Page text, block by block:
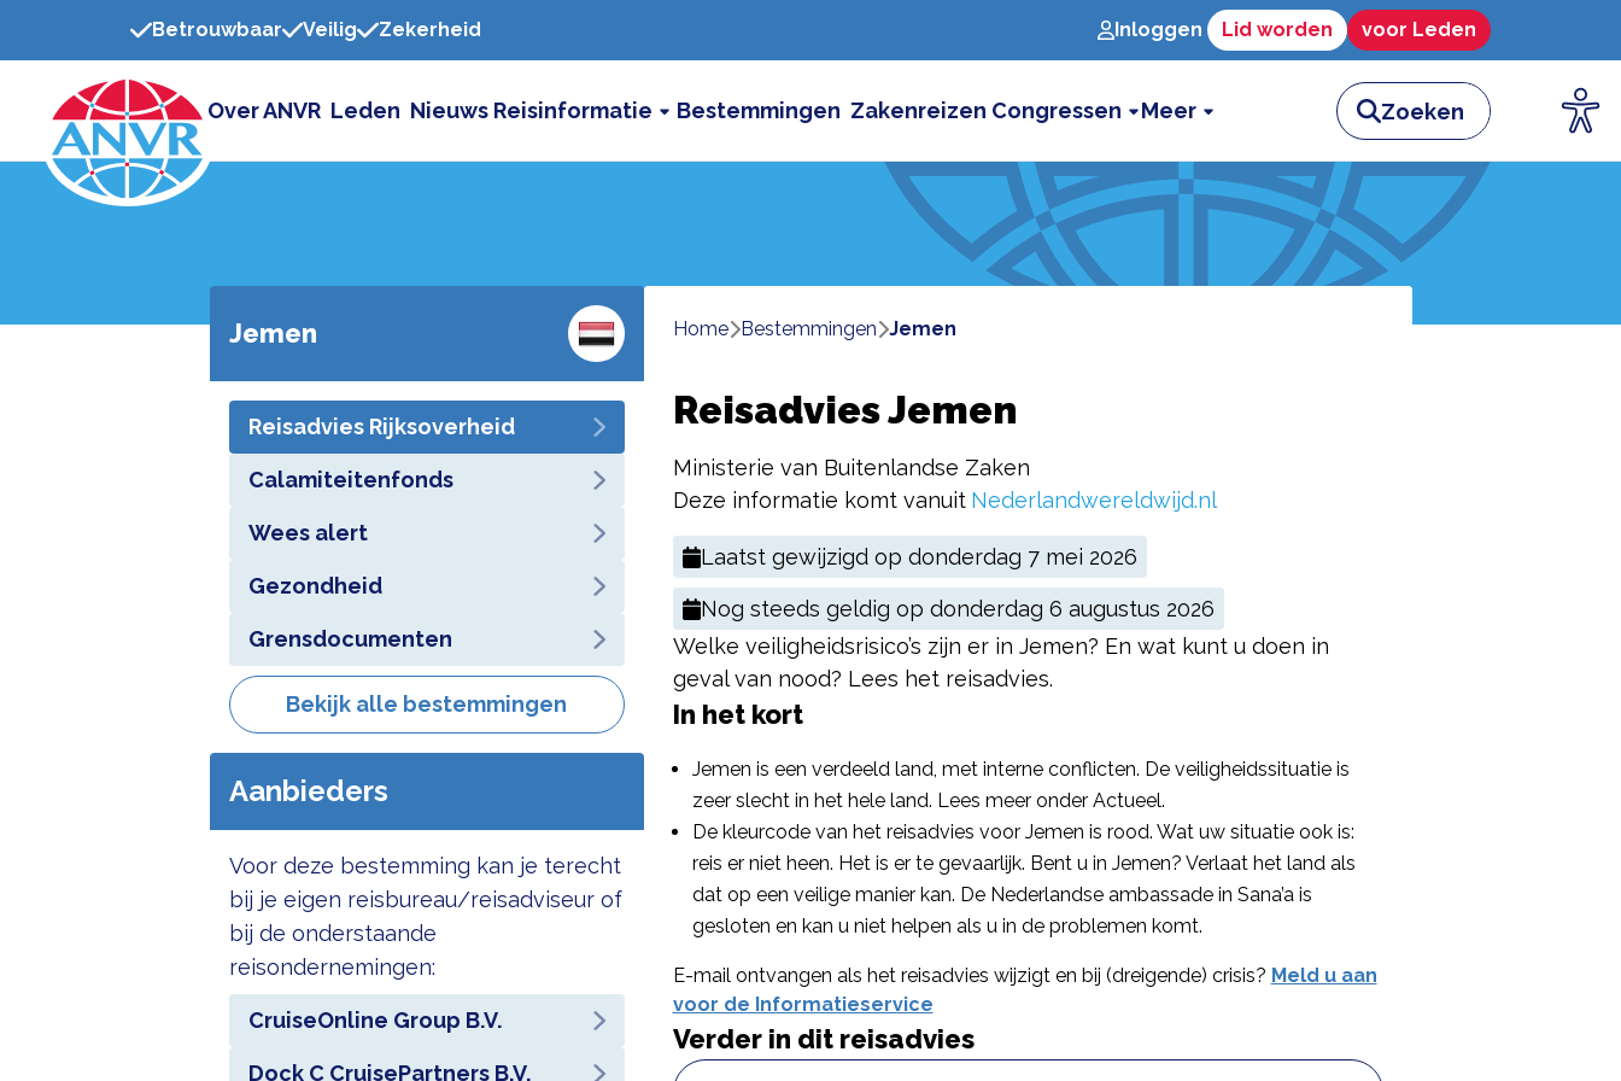
Betrouwbaar Veilig Zekerheid Inloggen Lid worden voor Leden
Over ANVR Leden Nieuws Reisinformatie Bestemmingen Zakenreizen Congressen Meer
Jemen
Reisadvies Rijksoverheid
Calamiteitenfonds
Wees alert
Gezondheid
Grensdocumenten
Bekijk alle bestemmingen
Aanbieders
Voor deze bestemming kan je terecht
bij je eigen reisbureau/reisadviseur of
bij de onderstaande
reisondernemingen:
CruiseOnline Group B.V.
Dock C CruisePartners B.V.
Home bestemmingen jemen
Reisadvies Jemen
Ministerie van Buitenlandse Zaken
Deze informatie komt vanuit Nederlandwereldwijd.nl
Laatst gewijzigd op donderdag 7 mei 2026
Nog steeds geldig op donderdag 6 augustus 2026
Welke veiligheidsrisico’s zijn er in Jemen? En wat kunt u doen in
geval van nood? Lees het reisadvies.
In het kort
Jemen is een verdeeld land, met interne conflicten. De veiligheidssituatie is
zeer slecht in het hele land. Lees meer onder Actueel.
De kleurcode van het reisadvies voor Jemen is rood. Wat uw situatie ook is:
reis er niet heen. Het is er te gevaarlijk. Bent u in Jemen? Verlaat het land als
dat op een veilige manier kan. De Nederlandse ambassade in Sana’a is
gesloten en kan u niet helpen als u in de problemen komt.
E-mail ontvangen als het reisadvies wijzigt en bij (dreigende) crisis? Meld u aan
voor de Informatieservice
Verder in dit reisadvies